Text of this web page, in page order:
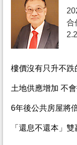
合
樓價沒有只升不
土地供應增加 不
6年後公共房屋將
「還息不還本」